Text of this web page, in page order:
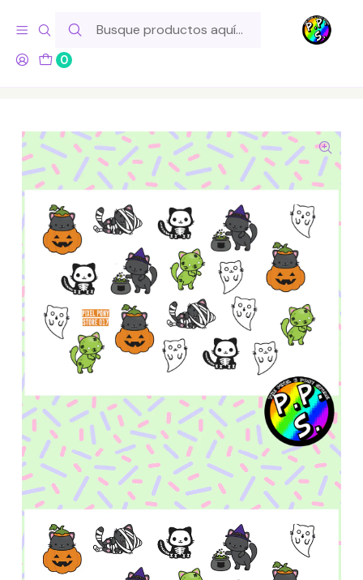
0
Hola! Si tu pedido incluye productos de fabricación propia,
ten en cuenta este tiempo para el despacho
Inicio Lo Hacemos Nosotros